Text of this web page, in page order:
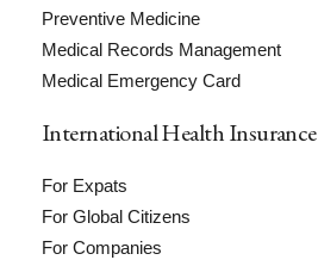
Preventive Medicine
Medical Records Management
Medical Emergency Card
International Health Insurance
For Expats
For Global Citizens
For Companies